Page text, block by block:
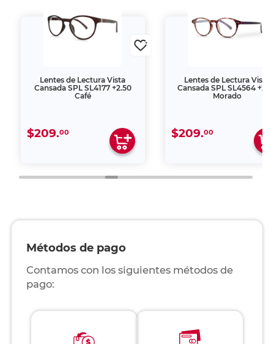
Lentes de Lectura Vista
Cansada SPL SL4177 +2.50
Café
$209.00
Lentes de Lectura Vista
Cansada SPL SL4564
Morado
$209.00
Métodos de pago
Contamos con los siguientes métodos de
pago: